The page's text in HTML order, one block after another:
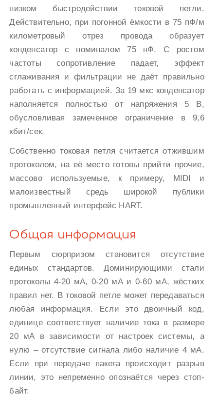
низком быстродействии токовой петли.
Действительно, при погонной ёмкости в 75 пФ/м
километровый отрез провода образует
конденсатор с номиналом 75 нФ. С ростом
частоты сопротивление падает, эффект
сглаживания и фильтрации не даёт правильно
работать с информацией. За 19 мкс конденсатор
наполняется полностью от напряжения 5 В,
обусловливая замеченное ограничение в 9,6
кбит/сек.
Собственно токовая петля считается отжившим
протоколом, на её место готовы прийти прочие,
массово используемые, к примеру, MIDI и
малоизвестный средь широкой публики
промышленный интерфейс HART.
Общая информация
Первым сюрпризом становится отсутствие
единых стандартов. Доминирующими стали
протоколы 4-20 мА, 0-20 мА и 0-60 мА, жёстких
правил нет. В токовой петле может передаваться
любая информация. Если это двоичный код,
единице соответствует наличие тока в размере
20 мА в зависимости от настроек системы, а
нулю – отсутствие сигнала либо наличие 4 мА.
Если при передаче пакета происходит разрыв
линии, это непременно опознаётся через стоп-
байт.